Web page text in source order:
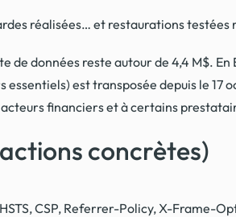
réalisées… et restaurations testées
de données reste autour de 4,4 M$.
est transposée depuis le 17
financiers et à certains
concrètes)
CSP, Referrer-Policy, X-Frame-